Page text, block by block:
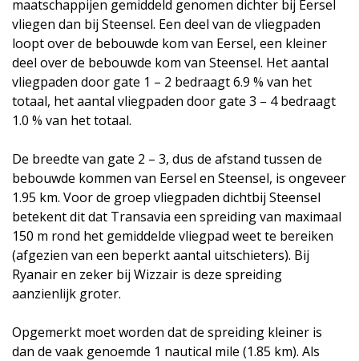
maatschappijen gemiddeld genomen dichter bij Eersel
vliegen dan bij Steensel. Een deel van de vliegpaden
loopt over de bebouwde kom van Eersel, een kleiner
deel over de bebouwde kom van Steensel. Het aantal
vliegpaden door gate 1 – 2 bedraagt 6.9 % van het
totaal, het aantal vliegpaden door gate 3 – 4 bedraagt
1.0 % van het totaal.
De breedte van gate 2 – 3, dus de afstand tussen de
bebouwde kommen van Eersel en Steensel, is ongeveer
1.95 km. Voor de groep vliegpaden dichtbij Steensel
betekent dit dat Transavia een spreiding van maximaal
150 m rond het gemiddelde vliegpad weet te bereiken
(afgezien van een beperkt aantal uitschieters). Bij
Ryanair en zeker bij Wizzair is deze spreiding
aanzienlijk groter.
Opgemerkt moet worden dat de spreiding kleiner is
dan de vaak genoemde 1 nautical mile (1.85 km). Als